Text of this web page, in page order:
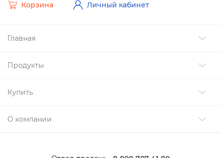
Главная
Продукты
Купить
О компании
Корзина Личный кабинет